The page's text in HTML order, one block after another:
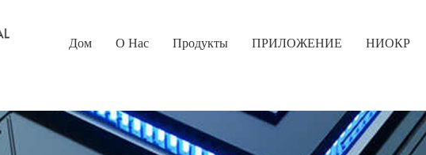
Дом О Нас Продукты ПРИЛОЖЕНИЕ НИОКР